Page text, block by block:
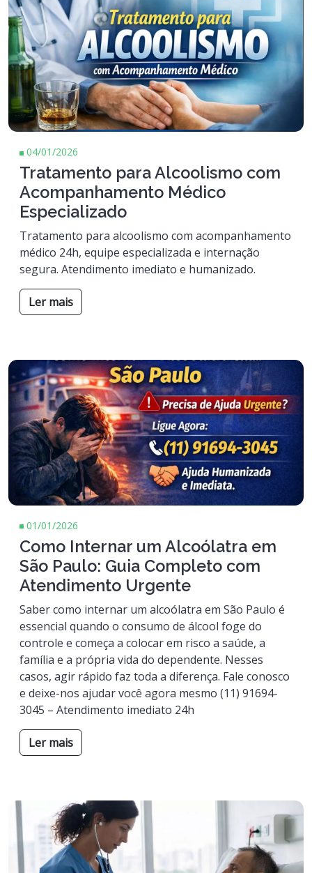
04/01/2026
Tratamento para Alcoolismo com
Acompanhamento Médico
Especializado
Tratamento para alcoolismo com acompanhamento
médico 24h, equipe especializada e internação
segura. Atendimento imediato e humanizado.
Ler mais
01/01/2026
Como Internar um Alcoólatra em
São Paulo: Guia Completo com
Atendimento Urgente
Saber como internar um alcoólatra em São Paulo é
essencial quando o consumo de álcool foge do
controle e começa a colocar em risco a saúde, a
família e a própria vida do dependente. Nesses
casos, agir rápido faz toda a diferença. Fale conosco
e deixe-nos ajudar você agora mesmo (11) 91694-
3045 – Atendimento imediato 24h
Ler mais